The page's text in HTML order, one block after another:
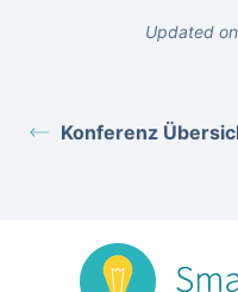
Updated
Konferenz